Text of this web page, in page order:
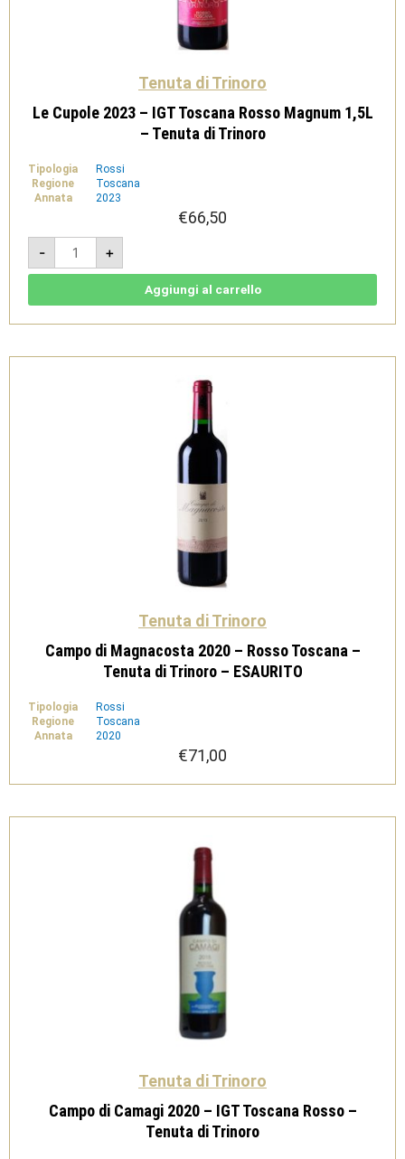
Tenuta di Trinoro
Le Cupole 2023 – IGT Toscana Rosso Magnum 1,5L
– Tenuta di Trinoro
Tipologia
Rossi
Regione
Toscana
Annata
2023
€66,50
-
Le
Cupole
2023
-
Magnum
Tenuta
+
Aggiungi al carrello
Tenuta di Trinoro
Campo di Magnacosta 2020 – Rosso Toscana –
Tenuta di Trinoro – ESAURITO
Tipologia
Rossi
Regione
Toscana
Annata
2020
€71,00
Tenuta di Trinoro
Campo di Camagi 2020 – IGT Toscana Rosso –
Tenuta di Trinoro